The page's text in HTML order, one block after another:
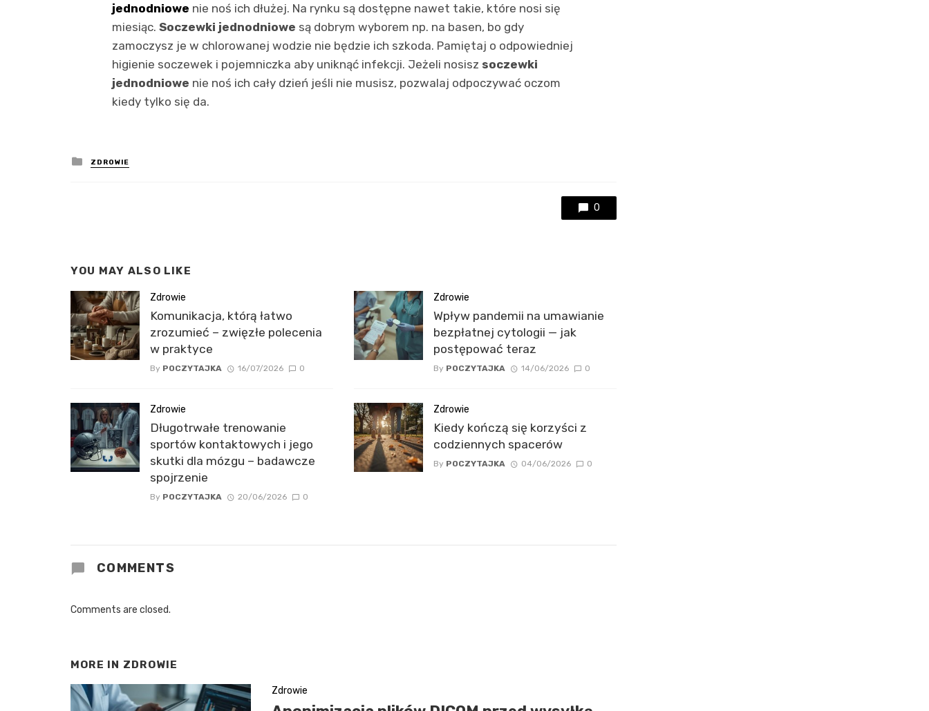
jednodniowe nie noś ich dłużej. Na rynku są dostępne nawet takie, które nosi się
miesiąc. Soczewki jednodniowe są dobrym wyborem np. na basen, bo gdy
zamoczysz je w chlorowanej wodzie nie będzie ich szkoda. Pamiętaj o odpowiedniej
higienie soczewek i pojemniczka aby uniknąć infekcji. Jeżeli nosisz soczewki
jednodniowe nie noś ich cały dzień jeśli nie musisz, pozwalaj odpoczywać oczom
kiedy tylko się da.
Posted
in
ZDROWIE
0
YOU MAY ALSO LIKE
Zdrowie
Komunikacja, którą łatwo
zrozumieć – zwięzłe polecenia
w praktyce
By POCZYTAJKA 16/07/2026 0
Zdrowie
Długotrwałe trenowanie
sportów kontaktowych i jego
skutki dla mózgu – badawcze
spojrzenie
By POCZYTAJKA 20/06/2026 0
Zdrowie
Wpływ pandemii na umawianie
bezpłatnej cytologii — jak
postępować teraz
By POCZYTAJKA 14/06/2026 0
Zdrowie
Kiedy kończą się korzyści z
codziennych spacerów
By POCZYTAJKA 04/06/2026 0
COMMENTS
Comments are closed.
MORE IN ZDROWIE
Zdrowie